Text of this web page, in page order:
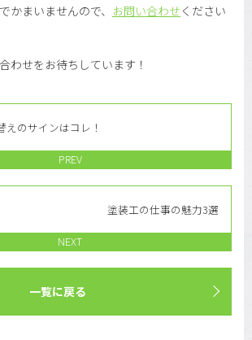
かまいませんので、 お問い合わせ ください
わせをお待ちしています！
のサインはコレ！
PREV
塗装工の仕事の魅力3選
NEXT
一覧に戻る